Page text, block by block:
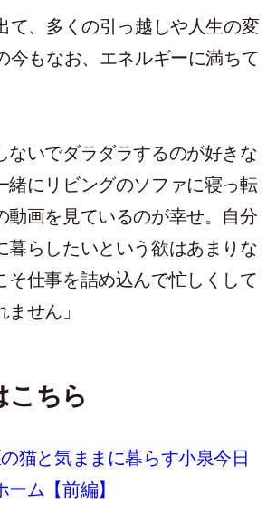
て、多くの引っ越しや人生の変
今もなお、エネルギーに満ちて
ないでダラダラするのが好きな
緒にリビングのソファに寝っ転
動画を見ているのが幸せ。自分
暮らしたいという欲はあまりな
そ仕事を詰め込んで忙しくして
せん」
こちら
猫と気ままに暮らす小泉今日
ム【前編】